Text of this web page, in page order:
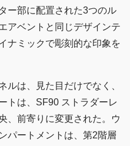
ー部に配置された3つのル
アベントと同じデザインテ
ナミックで彫刻的な印象を
ルは、見た目だけでなく、
トは、SF90 ストラダーレ
、前寄りに変更された。ウ
パートメントは、第2階層